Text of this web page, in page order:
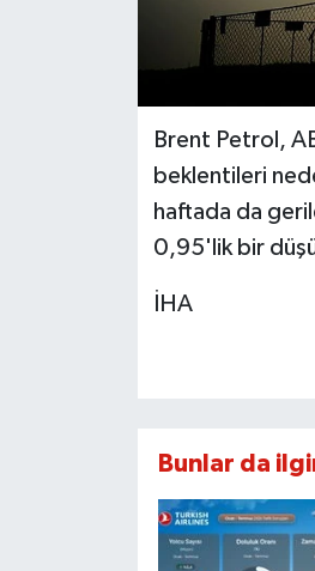
Brent Petrol,
beklentileri
haftada da
0,95'lik bir
İHA
Bunlar da